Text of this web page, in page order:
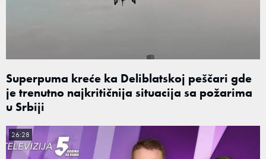
Superpuma kreće ka Deliblatskoj peščari gde
je trenutno najkritičnija situacija sa požarima
u Srbiji
26:28